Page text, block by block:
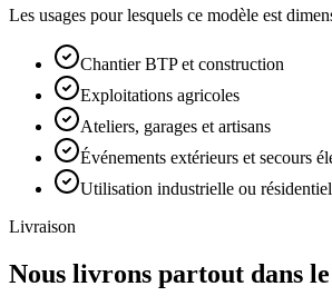
Les usages pour lesquels ce modèle est
Chantier BTP et construction
Exploitations agricoles
Ateliers, garages et artisans
Événements extérieurs et secours
Utilisation industrielle ou
Livraison
Nous livrons partout dans